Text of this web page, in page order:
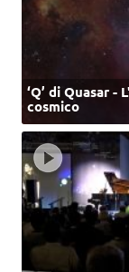
‘Q’ di Quasar
cosmico